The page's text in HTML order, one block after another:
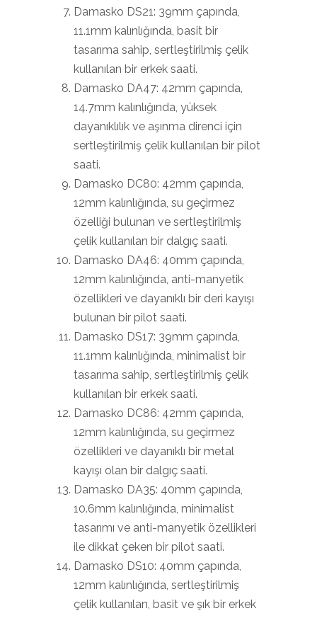
Damasko DS21: 39mm çapında,
11.1mm kalınlığında, basit bir
tasarıma sahip, sertleştirilmiş çelik
kullanılan bir erkek saati.
Damasko DA47: 42mm çapında,
14.7mm kalınlığında, yüksek
dayanıklılık ve aşınma direnci için
sertleştirilmiş çelik kullanılan bir pilot
saati.
Damasko DC80: 42mm çapında,
12mm kalınlığında, su geçirmez
özelliği bulunan ve sertleştirilmiş
çelik kullanılan bir dalgıç saati.
Damasko DA46: 40mm çapında,
12mm kalınlığında, anti-manyetik
özellikleri ve dayanıklı bir deri kayışı
bulunan bir pilot saati.
Damasko DS17: 39mm çapında,
11.1mm kalınlığında, minimalist bir
tasarıma sahip, sertleştirilmiş çelik
kullanılan bir erkek saati.
Damasko DC86: 42mm çapında,
12mm kalınlığında, su geçirmez
özellikleri ve dayanıklı bir metal
kayışı olan bir dalgıç saati.
Damasko DA35: 40mm çapında,
10.6mm kalınlığında, minimalist
tasarımı ve anti-manyetik özellikleri
ile dikkat çeken bir pilot saati.
Damasko DS10: 40mm çapında,
12mm kalınlığında, sertleştirilmiş
çelik kullanılan, basit ve şık bir erkek